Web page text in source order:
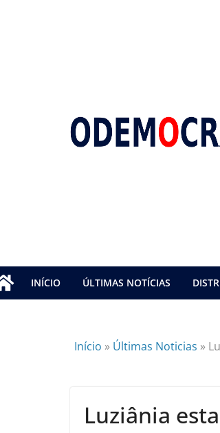
INÍCIO ÚLTIMAS NOTÍCIAS
Início » Últimas Noticias »
Luziânia